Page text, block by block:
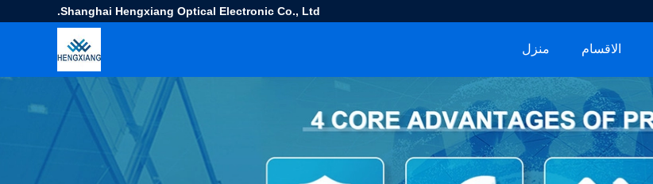
Shanghai Hengxiang Optical Electronic Co., Ltd.
منزل الاقسام